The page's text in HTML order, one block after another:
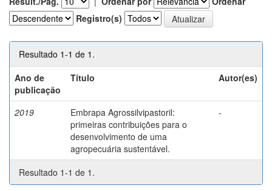
Registro(s)
Resultado 1-1 de 1.
Ano de
publicação
Título Autor(es)
2019
Embrapa Agrossilvipastoril:
primeiras contribuições para o
desenvolvimento de uma
agropecuária sustentável.
-
Resultado 1-1 de 1.